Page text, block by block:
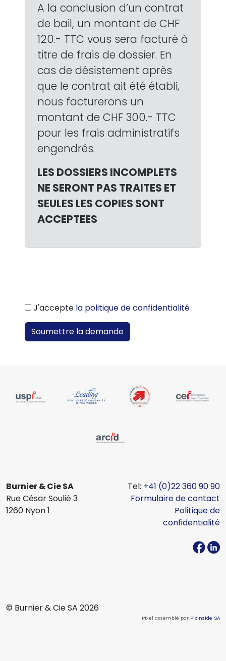
A la conclusion d’un contrat
de bail, un montant de CHF
120.- TTC vous sera facturé à
titre de frais de dossier. En
cas de désistement après
que le contrat ait été établi,
nous facturerons un
montant de CHF 300.- TTC
pour les frais administratifs
engendrés.
LES DOSSIERS INCOMPLETS
NE SERONT PAS TRAITES ET
SEULES LES COPIES SONT
ACCEPTEES
J'accepte la politique de confidentialité
Soumettre la demande
Burnier & Cie SA
Rue César Soulié 3
1260 Nyon 1
Tel: +41 (0)22 360 90 90
Formulaire de contact
Politique de
confidentialité
© Burnier & Cie SA 2026
Pixel assemblé par Pixinside SA